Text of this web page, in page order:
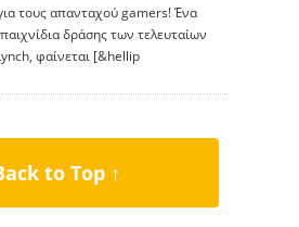
τους απανταχού gamers! Ένα
δράσης των τελευταίων
φαίνεται [&hellip
to Top ↑